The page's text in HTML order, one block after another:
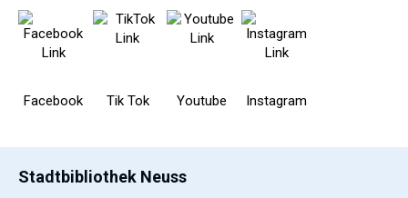
Facebook Tik Tok Youtube Instagram
Stadtbibliothek Neuss